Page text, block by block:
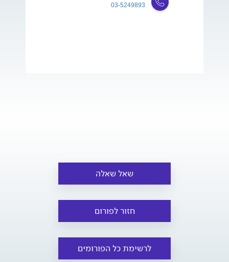
03-5249893
שאל שאלה
חזור לפורום
לרשימת כל הפורומים